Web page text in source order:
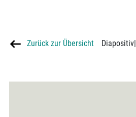
Zurück zur Übersicht Diapositiv|